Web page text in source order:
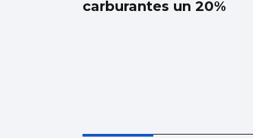
carburantes un 20%